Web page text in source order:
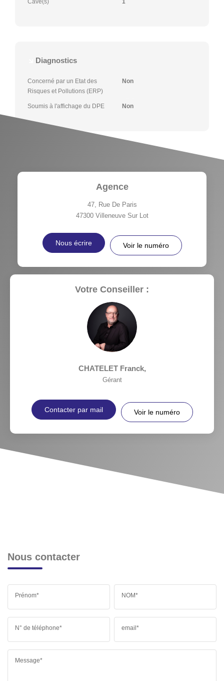
Diagnostics
Concerné par un Etat des
Risques et Pollutions (ERP)
Non
Soumis à l'affichage du DPE Non
Agence
47, Rue De Paris
47300 Villeneuve Sur Lot
Nous écrire Voir le numéro
Votre Conseiller :
CHATELET Franck,
Gérant
Contacter par mail Voir le numéro
Nous contacter
Prénom* NOM*
N° de téléphone* email*
Message*